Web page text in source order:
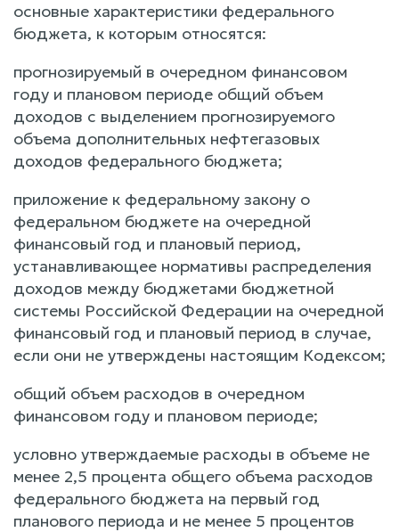
основные характеристики федерального
бюджета, к которым относятся:
прогнозируемый в очередном финансовом
году и плановом периоде общий объем
доходов с выделением прогнозируемого
объема дополнительных нефтегазовых
доходов федерального бюджета;
приложение к федеральному закону о
федеральном бюджете на очередной
финансовый год и плановый период,
устанавливающее нормативы распределения
доходов между бюджетами бюджетной
системы Российской Федерации на очередной
финансовый год и плановый период в случае,
если они не утверждены настоящим Кодексом;
общий объем расходов в очередном
финансовом году и плановом периоде;
условно утверждаемые расходы в объеме не
менее 2,5 процента общего объема расходов
федерального бюджета на первый год
планового периода и не менее 5 процентов